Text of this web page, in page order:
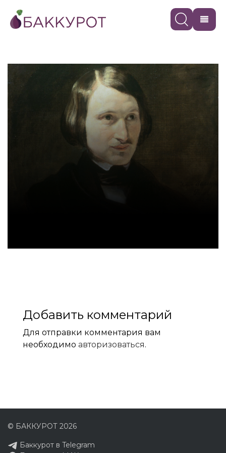
Добавить комментарий
Для отправки комментария вам
необходимо авторизоваться.
© БАККУРОТ 2026
Баккурот в Telegram